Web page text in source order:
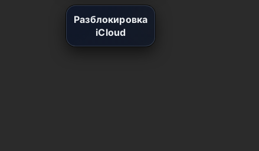
Разблокировка
iCloud